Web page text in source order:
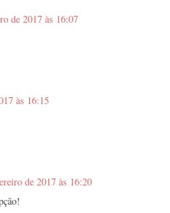
de 2017 às 16:07
às 16:15
de 2017 às 16:20